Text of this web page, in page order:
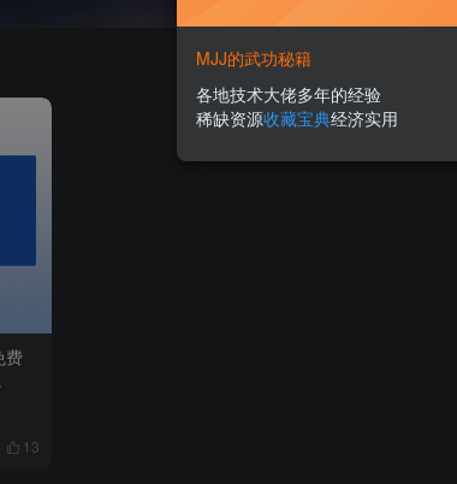
费
13
MJJ的武功秘籍
各地技术大佬多年的经验
稀缺资源收藏宝典经济实用